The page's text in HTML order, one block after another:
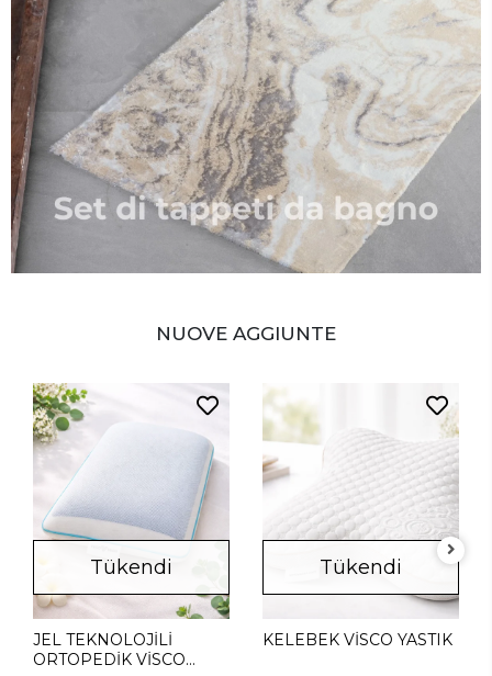
NUOVE AGGIUNTE
Tükendi
JEL TEKNOLOJİLİ
ORTOPEDİK VİSCO
Tükendi
KELEBEK VİSCO YASTIK